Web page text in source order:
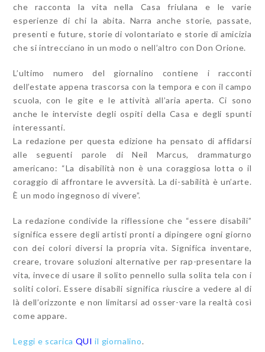
che racconta la vita nella Casa friulana e le varie
esperienze di chi la abita. Narra anche storie, passate,
presenti e future, storie di volontariato e storie di amicizia
che si intrecciano in un modo o nell’altro con Don Orione.
L’ultimo numero del giornalino contiene i racconti
dell’estate appena trascorsa con la tempora e con il campo
scuola, con le gite e le attività all’aria aperta. Ci sono
anche le interviste degli ospiti della Casa e degli spunti
interessanti.
La redazione per questa edizione ha pensato di affidarsi
alle seguenti parole di Neil Marcus, drammaturgo
americano: “La disabilità non è una coraggiosa lotta o il
coraggio di affrontare le avversità. La di-sabilità è un’arte.
È un modo ingegnoso di vivere”.
La redazione condivide la riflessione che “essere disabili”
significa essere degli artisti pronti a dipingere ogni giorno
con dei colori diversi la propria vita. Significa inventare,
creare, trovare soluzioni alternative per rap-presentare la
vita, invece di usare il solito pennello sulla solita tela con i
soliti colori. Essere disabili significa riuscire a vedere al di
là dell’orizzonte e non limitarsi ad osser-vare la realtà così
come appare.
Leggi e scarica QUI il giornalino.